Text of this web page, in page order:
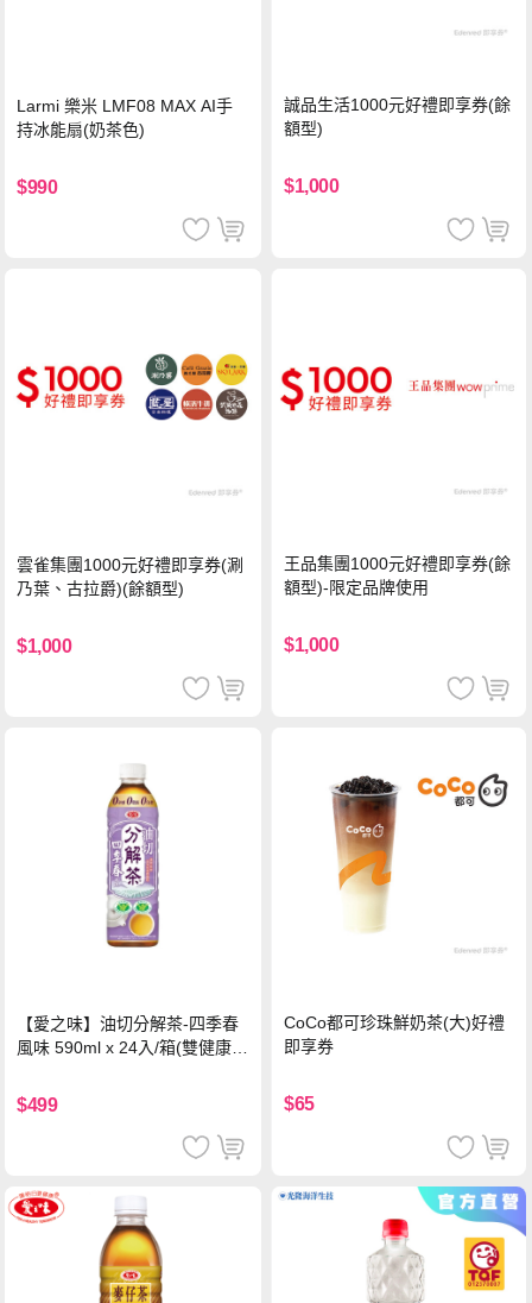
Larmi 樂米 LMF08 MAX AI手
持冰能扇(奶茶色)
$990
誠品生活1000元好禮即享券(餘
額型)
$1,000
雲雀集團1000元好禮即享券(涮
乃葉、古拉爵)(餘額型)
$1,000
王品集團1000元好禮即享券(餘
額型)-限定品牌使用
$1,000
【愛之味】油切分解茶-四季春
風味 590ml x 24入/箱(雙健康認
$499
CoCo都可珍珠鮮奶茶(大)好禮
即享券
$65